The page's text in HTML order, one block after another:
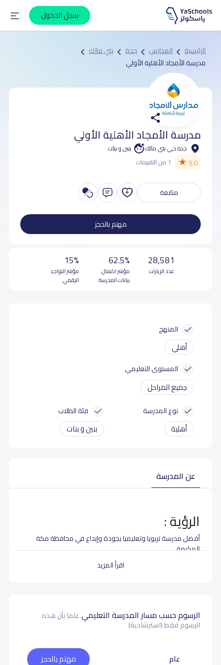
سجل الدخول
الرئيسية المدارس جدة
بني مالك
مدرسة الأمجاد الأهلية الأولي
مدرسة الأمجاد الأهلية الأولي
جدة حي بني مالك بنين و بنات
5.0
★ 1 من التقييمات
متابعة
مهتم بالحجز
28,581
عدد الزيارات
62.5%
مؤشر اكتمال
بيانات المدرسة
15%
مؤشر التواجد
الرقمي
المنهج
أهلي
المستوى التعليمي
جميع المراحل
نوع المدرسة
أهلية
فئة الطلاب
بنين و بنات
عن المدرسة
اقرأ المزيد
الرؤية :
أفضل مدرسة تربويا وتعليميا بجودة وإبداع في محافظة مكة
المكرمة.
الأهداف:
الرسوم حسب مسار المدرسة التعليميعلما بأن هذه
الرسوم فقط (استرشادية)
عام مهتم بالحجز